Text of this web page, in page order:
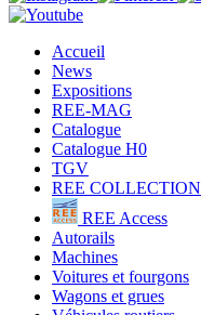
Accueil
News
Expositions
REE-MAG
Catalogue
Catalogue H0
TGV
REE COLLECTION
REE Access
Autorails
Machines
Voitures et fourgons
Wagons et grues